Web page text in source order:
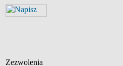
Zezwolenia